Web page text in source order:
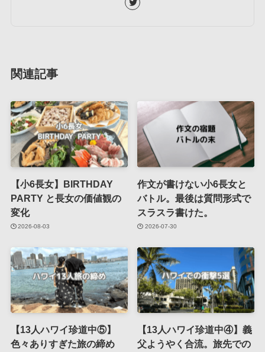
関連記事
【小6長女】BIRTHDAY
PARTY と長女の価値観の
変化
2026-08-03
作文が書けない小6長女と
バトル。最後は質問形式で
スラスラ書けた。
2026-07-30
【13人ハワイ珍道中⑤】
色々ありすぎた旅の締め
【13人ハワイ珍道中④】義
父ようやく合流。旅先での